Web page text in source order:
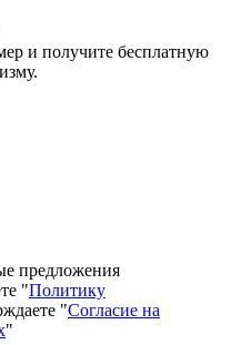
и получите бесплатную
предложения
"Политику
"Согласие на
"